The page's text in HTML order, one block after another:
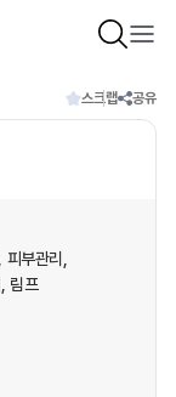
스크랩 공유
피부관리
림프